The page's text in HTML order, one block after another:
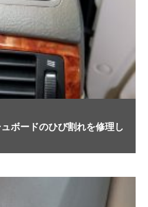
ボードのひび割れを修理し